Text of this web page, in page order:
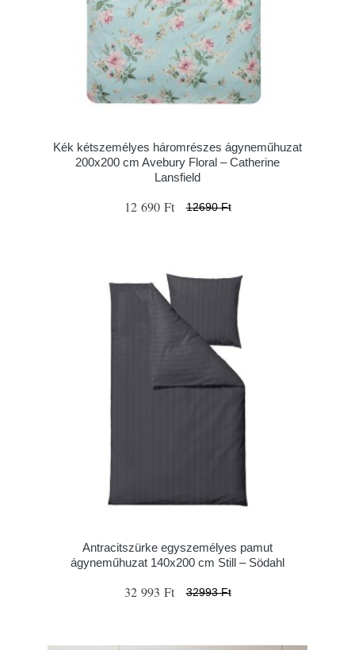
Kék kétszemélyes háromrészes ágyneműhuzat
200x200 cm Avebury Floral – Catherine
Lansfield
12 690 Ft 12690 Ft
Antracitszürke egyszemélyes pamut
ágyneműhuzat 140x200 cm Still – Södahl
32 993 Ft 32993 Ft